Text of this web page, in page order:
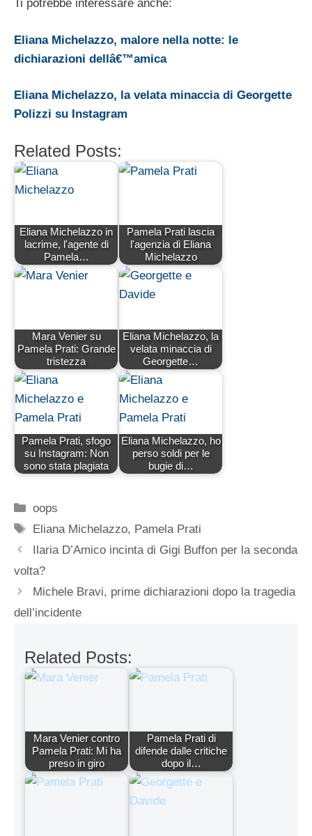
Ti potrebbe interessare anche:
Eliana Michelazzo, malore nella notte: le
dichiarazioni dellâ€™amica
Eliana Michelazzo, la velata minaccia di Georgette
Polizzi su Instagram
Related Posts:
Eliana Michelazzo in
lacrime, l'agente di
Pamela…
Pamela Prati lascia
l'agenzia di Eliana
Michelazzo
Mara Venier su
Pamela Prati: Grande
tristezza
Eliana Michelazzo, la
velata minaccia di
Georgette…
Pamela Prati, sfogo
su Instagram: Non
sono stata plagiata
Eliana Michelazzo, ho
perso soldi per le
bugie di…
Categorie
oops
Tag
Eliana Michelazzo, Pamela Prati
Ilaria D’Amico incinta di Gigi Buffon per la seconda
volta?
Michele Bravi, prime dichiarazioni dopo la tragedia
dell’incidente
Related Posts:
Mara Venier contro
Pamela Prati: Mi ha
preso in giro
Pamela Prati di
difende dalle critiche
dopo il…